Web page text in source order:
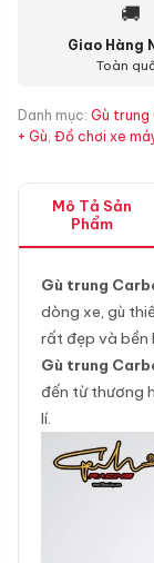
🚚
Giao Hàng
Toàn
Danh mục: Gù trung
+ Gù, Đồ chơi xe
Mô Tả Sản
Phẩm
Gù trung
dòng xe, gù
rất đẹp và bền
Gù trung
đến từ thương
lí.